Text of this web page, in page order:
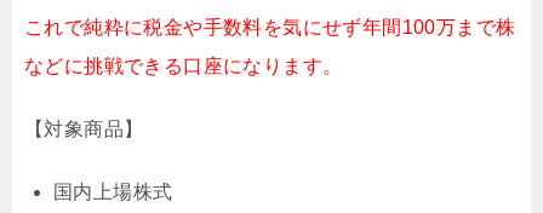
これで純粋に税金や手数料を気にせず年間100万まで株
などに挑戦できる口座になります。
【対象商品】
国内上場株式